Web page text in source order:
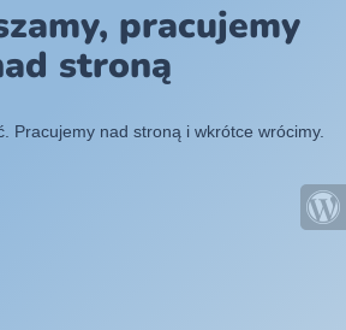
pracujemy
stroną
Pracujemy nad stroną i wkrótce wrócimy.